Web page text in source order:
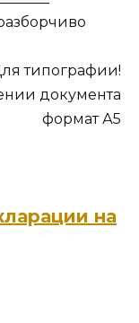
типографии!
документа
формат А5
на